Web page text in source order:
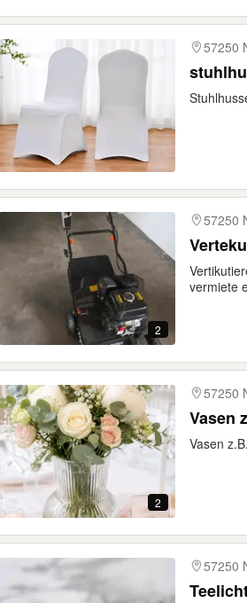
57250
2
57250
vermiete
2
57250
Vasen
Vasen
57250